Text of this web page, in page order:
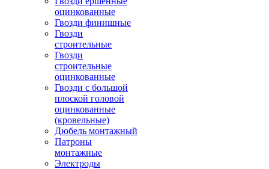
оцинкованные
Гвозди финишные
Гвозди
строительные
Гвозди
строительные
оцинкованные
Гвозди с большой
плоской головой
оцинкованные
(кровельные)
Дюбель монтажный
Патроны
монтажные
Электроды